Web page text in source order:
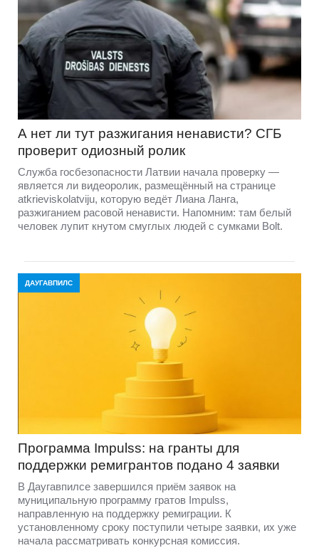
А нет ли тут разжигания ненависти? СГБ
проверит одиозный ролик
Служба госбезопасности Латвии начала проверку —
является ли видеоролик, размещённый на странице
atkrieviskolatviju, которую ведёт Лиана Ланга,
разжиганием расовой ненависти. Напомним: там белый
человек лупит кнутом смуглых людей с сумками Bolt.
ДАУГАВПИЛС
Программа Impulss: на гранты для
поддержки ремигрантов подано 4 заявки
В Даугавпилсе завершился приём заявок на
муниципальную программу гратов Impulss,
направленную на поддержку ремиграции. К
установленному сроку поступили четыре заявки, их уже
начала рассматривать конкурсная комиссия.